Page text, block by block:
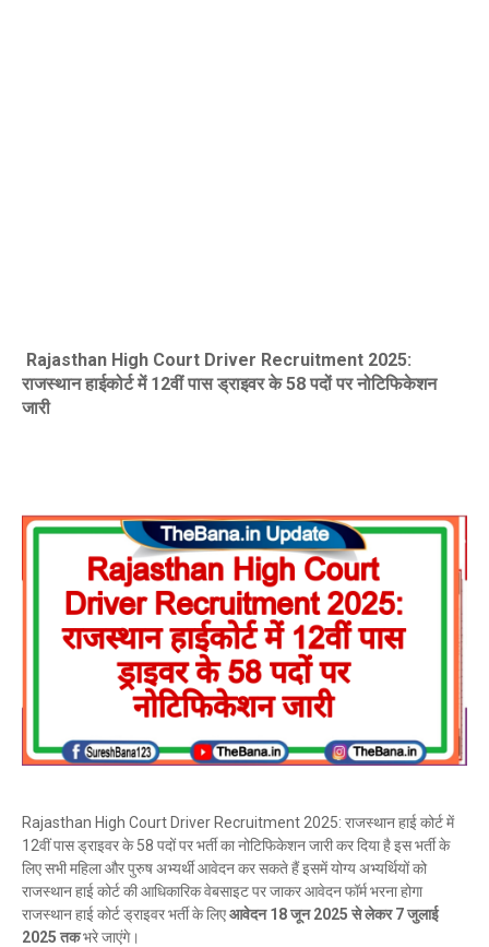
Rajasthan High Court Driver Recruitment 2025:
राजस्थान हाईकोर्ट में 12वीं पास ड्राइवर के 58 पदों पर नोटिफिकेशन
जारी
Rajasthan High Court Driver Recruitment 2025: राजस्थान हाई कोर्ट में
12वीं पास ड्राइवर के 58 पदों पर भर्ती का नोटिफिकेशन जारी कर दिया है इस भर्ती के
लिए सभी महिला और पुरुष अभ्यर्थी आवेदन कर सकते हैं इसमें योग्य अभ्यर्थियों को
राजस्थान हाई कोर्ट की आधिकारिक वेबसाइट पर जाकर आवेदन फॉर्म भरना होगा
राजस्थान हाई कोर्ट ड्राइवर भर्ती के लिएआवेदन 18 जून 2025 से लेकर 7 जुलाई
2025 तकभरे जाएंगे।